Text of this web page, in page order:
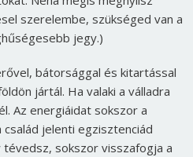
szerelembe, szükséged van a
jegy.)
bátorsággal és kitartással
jártál. Ha valaki a válladra
Az energiáidat sokszor a
jelenti egzisztenciád
sokszor visszafogja a